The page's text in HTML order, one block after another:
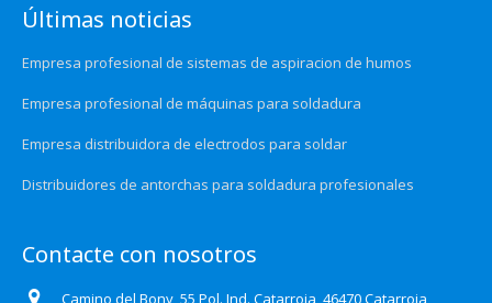
Últimas noticias
Empresa profesional de sistemas de aspiracion de humos
Empresa profesional de máquinas para soldadura
Empresa distribuidora de electrodos para soldar
Distribuidores de antorchas para soldadura profesionales
Contacte con nosotros
Camino del Bony, 55 Pol. Ind. Catarroja, 46470 Catarroja,